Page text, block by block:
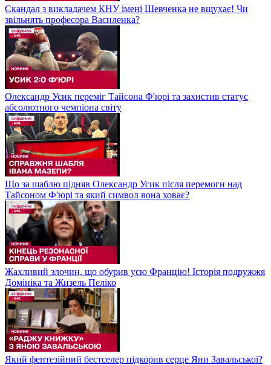
Скандал з викладачем КНУ імені Шевченка не вщухає! Чи
звільнять професора Василенка?
Олександр Усик переміг Тайсона Ф'юрі та захистив статус
абсолютного чемпіона світу
Що за шаблю підняв Олександр Усик після перемоги над
Тайсоном Ф'юрі та який символ вона ховає?
Жахливий злочин, що обурив усю Францію! Історія подружжя
Домініка та Жизель Пеліко
Який фентезійний бестселер підкорив серце Яни Завальської?